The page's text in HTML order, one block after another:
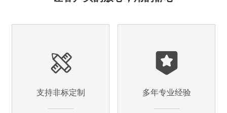
支持非标定制 多年专业经验